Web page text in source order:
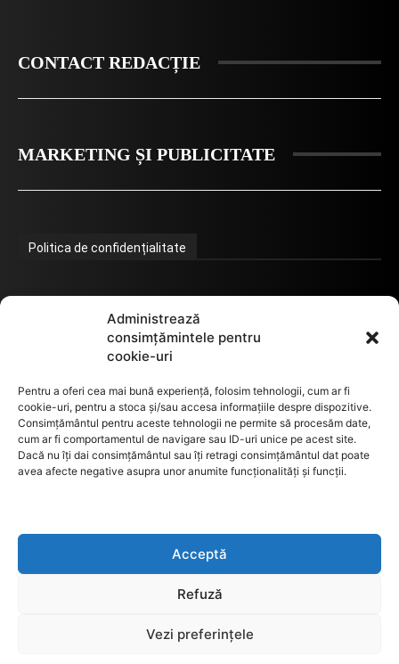
Administrează
consimțămintele pentru
cookie-uri
Pentru a oferi cea mai bună experiență, folosim tehnologii, cum ar fi
cookie-uri, pentru a stoca și/sau accesa informațiile despre dispozitive.
Consimțământul pentru aceste tehnologii ne permite să procesăm date,
cum ar fi comportamentul de navigare sau ID-uri unice pe acest site.
Dacă nu îți dai consimțământul sau îți retragi consimțământul dat poate
avea afecte negative asupra unor anumite funcționalități și funcții.
Acceptă
Refuză
Vezi preferințele
CONTACT REDACȚIE
MARKETING ȘI PUBLICITATE
Politica de confidențialitate
Termeni de utilizare
GDPR
Anunturi de licitații